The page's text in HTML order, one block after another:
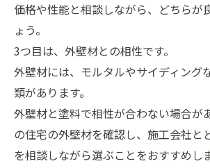
価格や性能と相談しながら、どちらが
ょう。
3つ目は、外壁材との相性です。
外壁材には、モルタルやサイディング
類があります。
外壁材と塗料で相性が合わない場合が
の住宅の外壁材を確認し、施工会社と
を相談しながら選ぶことをおすすめしま